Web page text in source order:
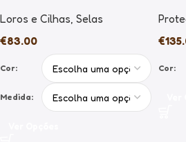
Loros e Cilhas, Selas
€83.00
Cor:
Medida:
€
Cor: